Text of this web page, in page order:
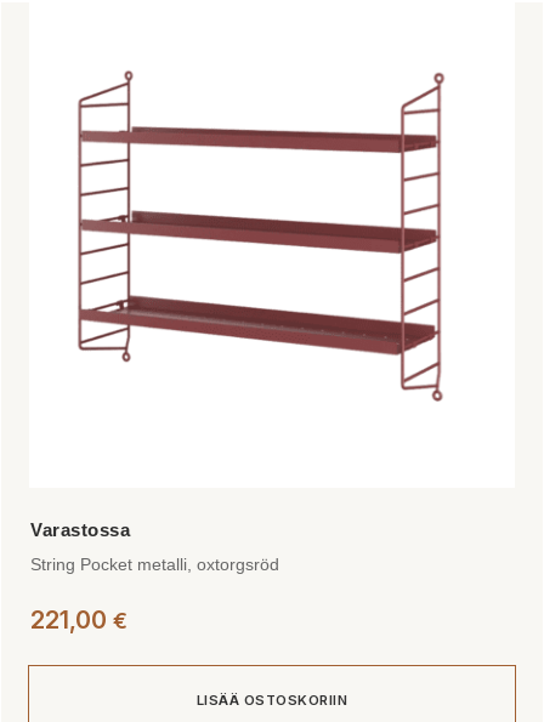
String Pocket metalli, oxtorgsröd
221,00 €
LISÄÄ OSTOSKORIIN